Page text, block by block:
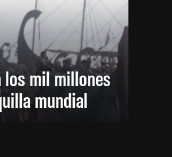
los mil millones
mundial